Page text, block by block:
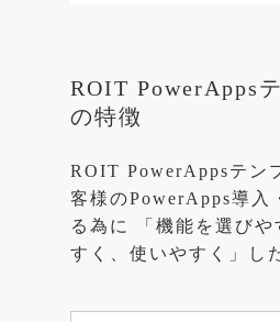
ROIT PowerApps
の特徴
ROIT PowerAppsテン
客様のPowerApps導入
る為に 「機能を選びや
すく、使いやすく」し